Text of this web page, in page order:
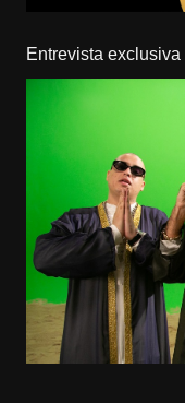
Entrevista